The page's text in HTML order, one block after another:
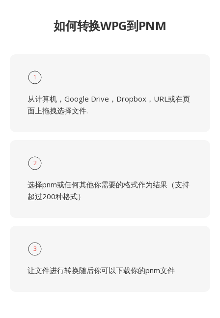
如何转换WPG到PNM
1
从计算机，Google Drive，Dropbox，URL或在页
面上拖拽选择文件.
2
选择pnm或任何其他你需要的格式作为结果（支持
超过200种格式）
3
让文件进行转换随后你可以下载你的pnm文件